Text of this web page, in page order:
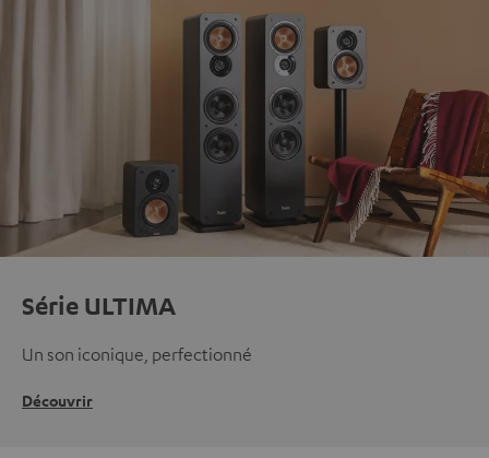
Série ULTIMA
Un son iconique, perfectionné
Découvrir